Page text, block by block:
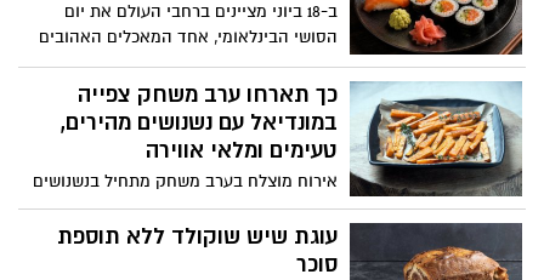
שהופך את הקציצות לאווריריות כמו עננים.
ב-18 ביוני מציינים ברחבי העולם את יום
הסושי הבינלאומי, אחד המאכלים האהובים
והמזוהים ביותר עם המטבח היפני, שהפך
בשנים האחרונות לכוכב גם במטבחים
הביתיים בישראל. לרגל המאורע, המותג
הקולינארי מאסטר שף, המתמחה במוצרי מזון
איכותיים מהמטבח האסייתי, מציע מתכון קל,
צבעוני וטעים במיוחד, להכנת רול סושי
משפחתי.
כך תארחו ערב משחק צפייה
במונדיאל עם נשנושים מהירים,
טעימים ומלאי אווירה
אירוח מוצלח בערב משחק מתחיל בנשנושים
קלילים, מלוחים וקלים להכנה, שאפשר
ליהנות מהם בנוחות מול המסך. בין ההמלצות
תמצאו מנות פינגרפוד אהובות, מאפים
עוגת שיש שוקולד ללא תוספת
סוכר